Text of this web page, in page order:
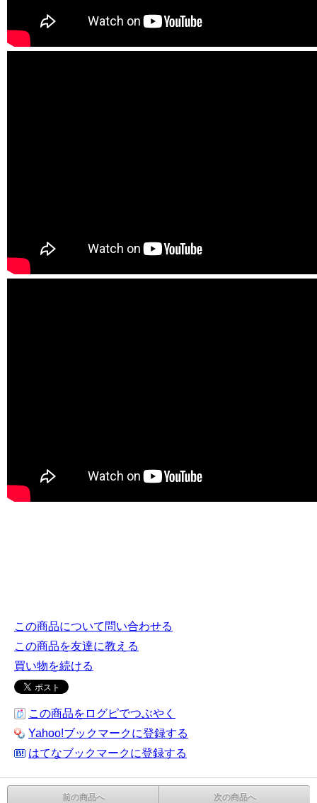
この商品について問い合わせる
この商品を友達に教える
買い物を続ける
この商品をログピでつぶやく
Yahoo!ブックマークに登録する
はてなブックマークに登録する
前の商品へ 次の商品へ